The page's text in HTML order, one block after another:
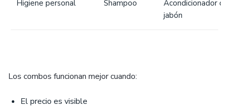
Higiene personal Shampoo
Acondicionador o
jabón
Los combos funcionan mejor cuando:
El precio es visible